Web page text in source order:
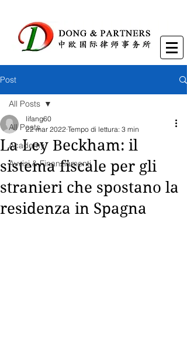
Post
All Posts
Academy
Avvisi & Finanziamenti
All Posts
La Ley Beckham: il
sistema fiscale per gli
stranieri che spostano la
residenza in Spagna
lifang60
22 mar 2022 Tempo di lettura: 3 min